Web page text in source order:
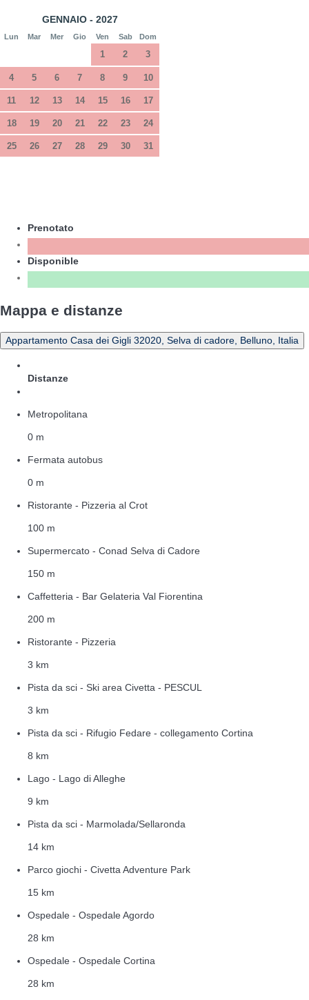
GENNAIO - 2027
Lun Mar Mer Gio Ven Sab Dom
1 2 3
4 5 6 7 8 9 10
11 12 13 14 15 16 17
18 19 20 21 22 23 24
25 26 27 28 29 30 31
Prenotato
Disponible
Mappa e distanze
Appartamento Casa dei Gigli 32020, Selva di cadore, Belluno, Italia
Distanze
Metropolitana
0 m
Fermata autobus
0 m
Ristorante - Pizzeria al Crot
100 m
Supermercato - Conad Selva di Cadore
150 m
Caffetteria - Bar Gelateria Val Fiorentina
200 m
Ristorante - Pizzeria
3 km
Pista da sci - Ski area Civetta - PESCUL
3 km
Pista da sci - Rifugio Fedare - collegamento Cortina
8 km
Lago - Lago di Alleghe
9 km
Pista da sci - Marmolada/Sellaronda
14 km
Parco giochi - Civetta Adventure Park
15 km
Ospedale - Ospedale Agordo
28 km
Ospedale - Ospedale Cortina
28 km